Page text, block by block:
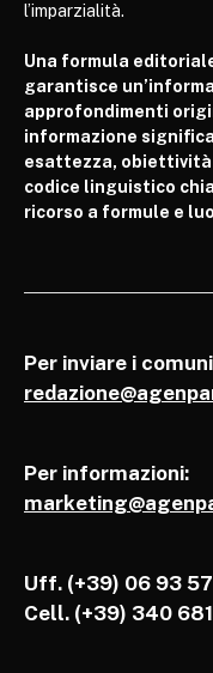
l’imparzialità.
Una formula
garantisce
approfondimenti
informazione
esattezza,
codice linguistico
ricorso a formule e
Per inviare i
Per informazioni:
Uff. (+39) 06 93
Cell. (+39) 340